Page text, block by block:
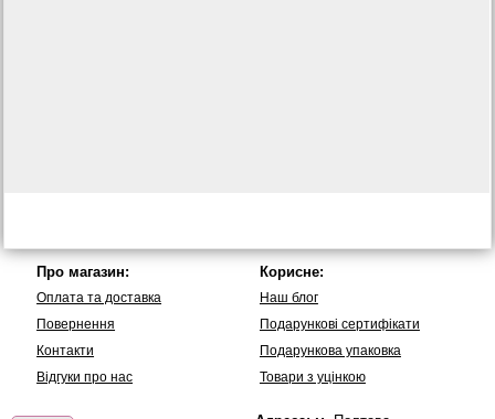
Про магазин:
Оплата та доставка
Повернення
Контакти
Вiдгуки про нас
Корисне:
Наш блог
Подарункові сертифікати
Подарункова упаковка
Товари з уцінкою